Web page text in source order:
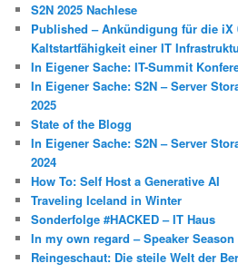
S2N 2025 Nachlese
Published – Ankündigung für die iX
Kaltstartfähigkeit einer IT
In Eigener Sache: IT-Summit
In Eigener Sache: S2N – Server
2025
State of the Blogg
In Eigener Sache: S2N – Server
2024
How To: Self Host a Generative AI
Traveling Iceland in Winter
Sonderfolge #HACKED – IT Haus
In my own regard – Speaker Season
Reingeschaut: Die steile Welt der